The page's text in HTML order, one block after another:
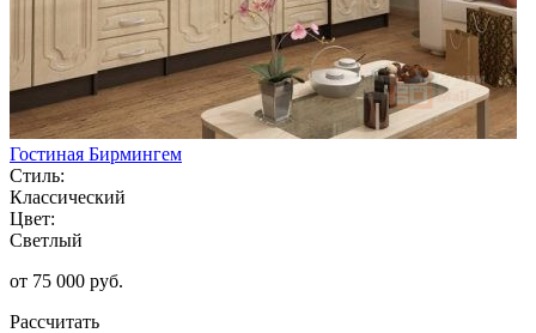
Гостиная Бирмингем
Стиль:
Классический
Цвет:
Светлый
от 75 000 руб.
Рассчитать